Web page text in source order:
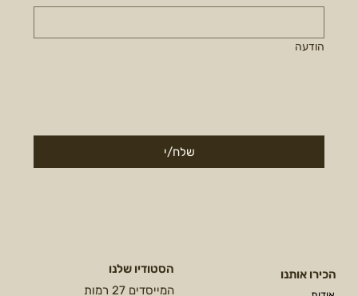
הודעה
שלח/י
הכירו אותנו
הסטודיו שלנו
המייסדים 27 רמות